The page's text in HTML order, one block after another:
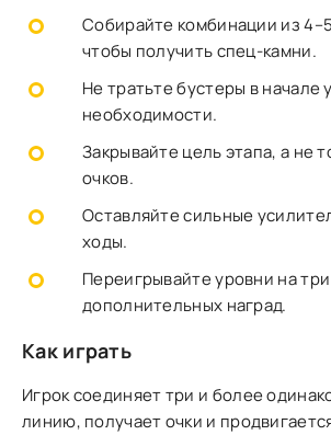
Собирайте комбинации из
чтобы получить спец-камни.
Не тратьте бустеры в начале
необходимости.
Закрывайте цель этапа, а не
очков.
Оставляйте сильные
ходы.
Переигрывайте уровни на
дополнительных наград.
Как играть
Игрок соединяет три и более
линию, получает очки и